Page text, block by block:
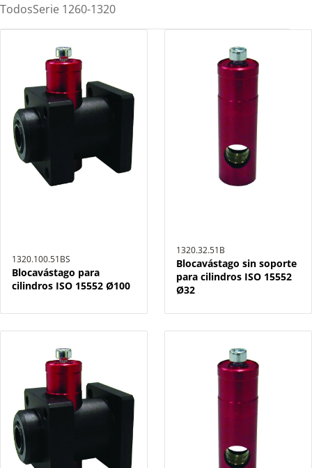
TodosSerie 1260-1320
1320.100.51BS
Blocavástago para
cilindros ISO 15552 Ø100
1320.32.51B
Blocavástago sin soporte
para cilindros ISO 15552
Ø32